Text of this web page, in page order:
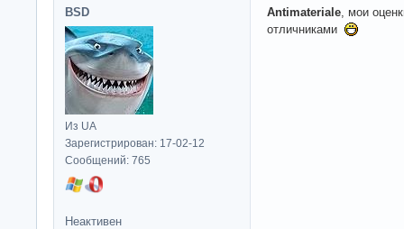
BSD
Из UA
Зарегистрирован: 17-02-12
Сообщений: 765
Antimateriale , мои
отличниками
Неактивен